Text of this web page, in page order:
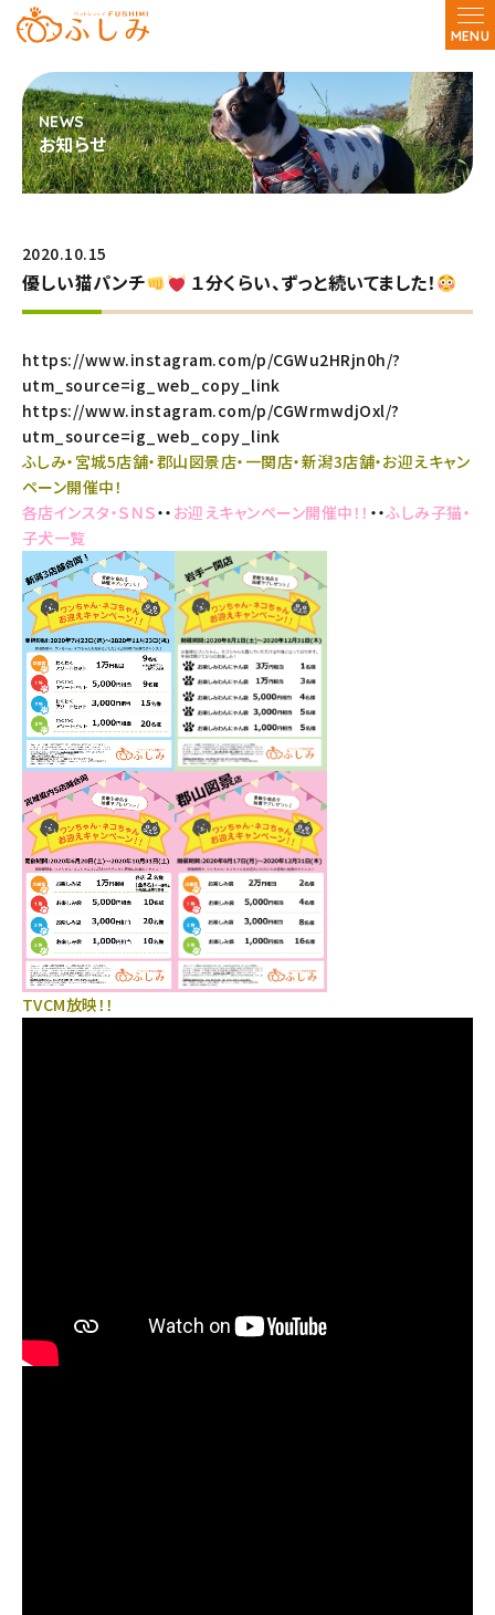
MENU
お知らせ
2020.10.15
優しい猫パンチ １分くらい、ずっと続いてました！
https://www.instagram.com/p/CGWu2HRjn0h/?
utm_source=ig_web_copy_link
https://www.instagram.com/p/CGWrmwdjOxl/?
utm_source=ig_web_copy_link
ふしみ・宮城5店舗・郡山図景店・一関店・新潟3店舗・お迎えキャン
ペーン開催中！
各店インスタ・ＳＮＳ・・ お迎えキャンペーン開催中！！ ・・ふしみ子猫・
子犬一覧
TVCM放映！！